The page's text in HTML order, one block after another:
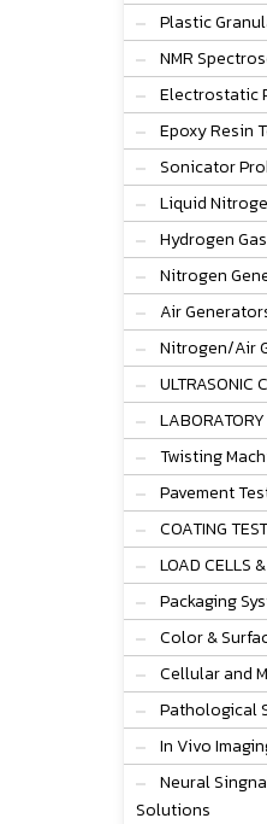
Plastic
NMR
Electrostatic
Epoxy Resin
Sonicator
Liquid
Hydrogen
Nitrogen
Air
Nitrogen/Air
ULTRASONIC
Twisting
Pavement
COATING
LOAD CELLS
Packaging
Color &
Cellular and
Pathological
In Vivo
Neural
Solutions